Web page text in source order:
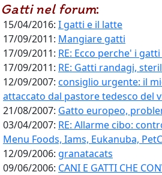
Gattinel forum:
15/04/2016: I gatti e il latte
17/09/2011: Mangiare gatti
17/09/2011: RE: Ecco perche' i
17/09/2011: RE: Gatti randagi,
12/09/2007: consiglio urgente: il
attaccato dal pastore tedesco del
21/08/2007: Gatto europeo,
03/04/2007: RE: Allarme cibo:
Menu Foods, Iams, Eukanuba,
12/09/2006: granatacats
09/06/2006: CANI E GATTI CHE